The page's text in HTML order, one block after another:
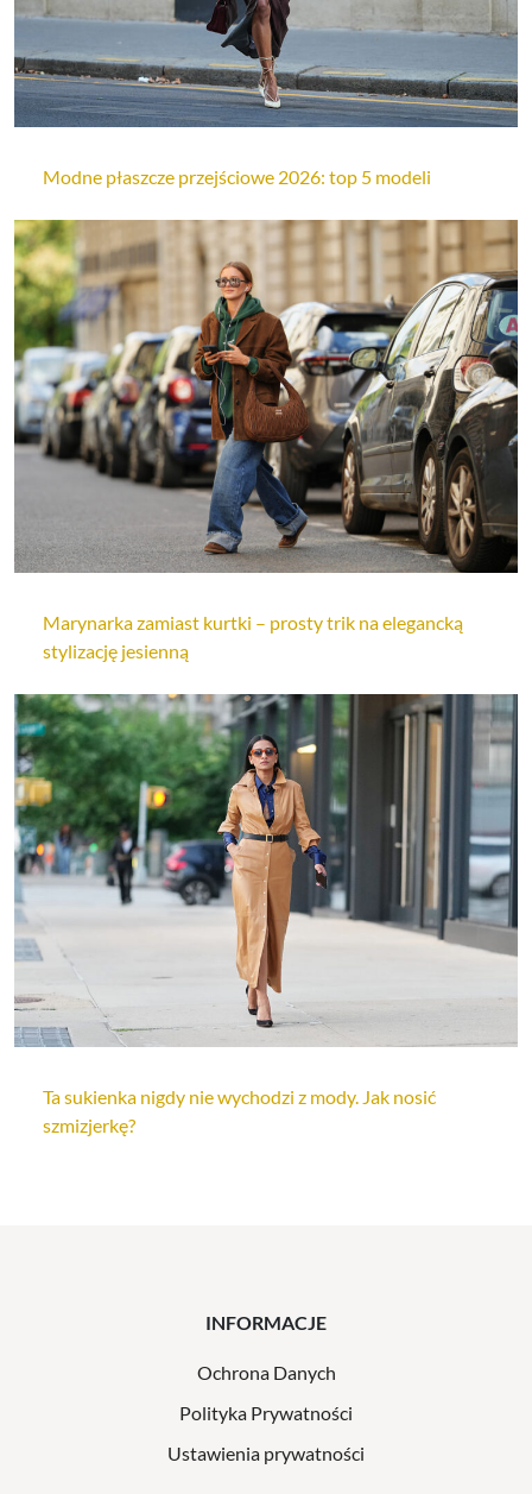
Modne płaszcze przejściowe 2026: top 5 modeli
Marynarka zamiast kurtki – prosty trik na elegancką
stylizację jesienną
Ta sukienka nigdy nie wychodzi z mody. Jak nosić
szmizjerkę?
INFORMACJE
Ochrona Danych
Polityka Prywatności
Ustawienia prywatności